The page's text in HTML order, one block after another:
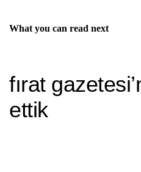
What you can read next
fırat
ettik